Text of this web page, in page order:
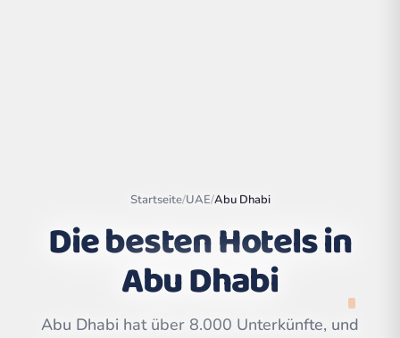
Leaflet ©
OpenStreetMap
Startseite/UAE/Abu Dhabi
Die besten Hotels in
Abu Dhabi
Abu Dhabi hat über 8.000 Unterkünfte, und